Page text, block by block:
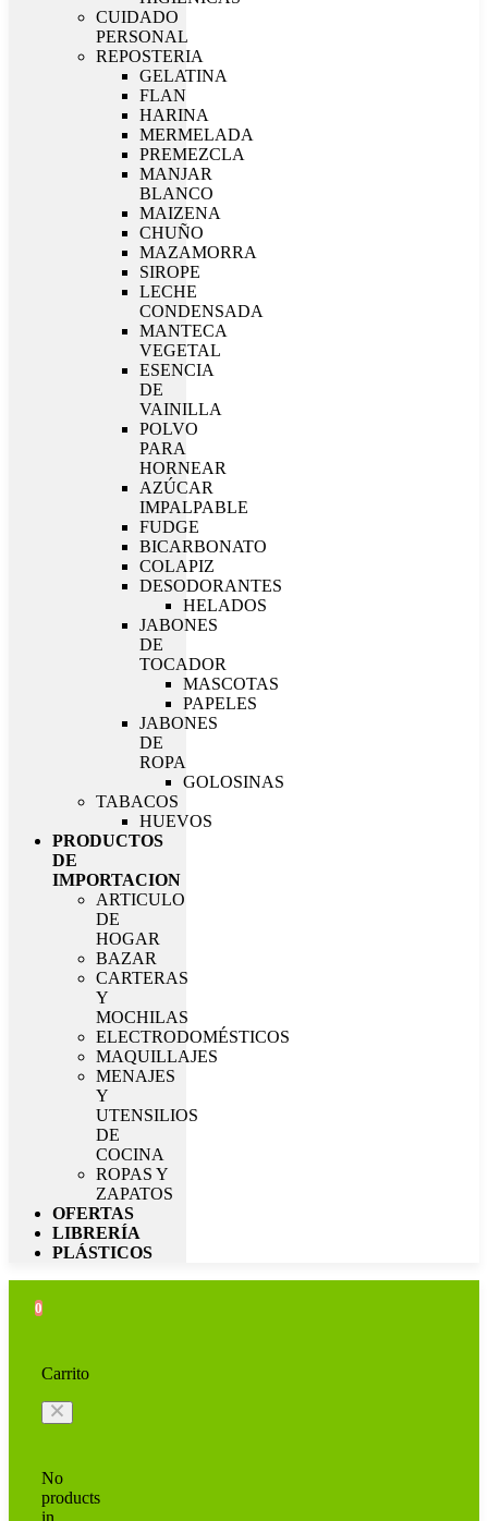
CUIDADO
PERSONAL
REPOSTERIA
GELATINA
FLAN
HARINA
MERMELADA
PREMEZCLA
MANJAR
BLANCO
MAIZENA
CHUÑO
MAZAMORRA
SIROPE
LECHE
CONDENSADA
MANTECA
VEGETAL
ESENCIA
DE
VAINILLA
POLVO
PARA
HORNEAR
AZÚCAR
IMPALPABLE
FUDGE
BICARBONATO
COLAPIZ
DESODORANTES
HELADOS
JABONES
DE
TOCADOR
MASCOTAS
PAPELES
JABONES
DE
ROPA
GOLOSINAS
TABACOS
HUEVOS
PRODUCTOS
DE
IMPORTACION
ARTICULO
DE
HOGAR
BAZAR
CARTERAS
Y
MOCHILAS
ELECTRODOMÉSTICOS
MAQUILLAJES
MENAJES
Y
UTENSILIOS
DE
COCINA
ROPAS Y
ZAPATOS
OFERTAS
LIBRERÍA
PLÁSTICOS
0
Carrito
No
products